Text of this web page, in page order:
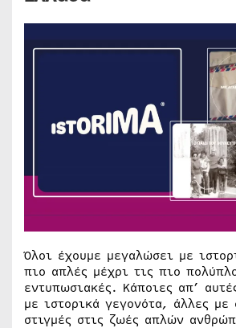
Όλοι έχουμε μεγαλώσει με
πιο απλές μέχρι τις πιο
εντυπωσιακές. Κάποιες απ’
με ιστορικά γεγονότα, άλλες με
στιγμές στις ζωές απλών